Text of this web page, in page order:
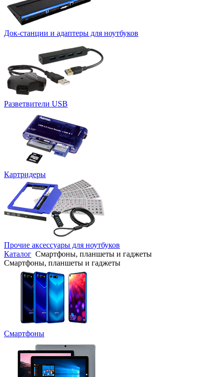
Док-станции и адаптеры для ноутбуков
Разветвители USB
Картридеры
Прочие аксессуары для ноутбуков
Каталог Смартфоны, планшеты и гаджеты
Смартфоны, планшеты и гаджеты
Смартфоны